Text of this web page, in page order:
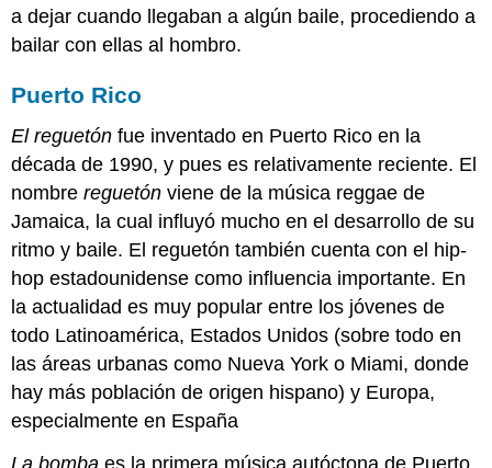
a dejar cuando llegaban a algún baile, procediendo a
bailar con ellas al hombro.
Puerto Rico
El reguetón fue inventado en Puerto Rico en la
década de 1990, y pues es relativamente reciente. El
nombrereguetón viene de la música reggae de
Jamaica, la cual influyó mucho en el desarrollo de su
ritmo y baile. El reguetón también cuenta con el hip-
hop estadounidense como influencia importante. En
la actualidad es muy popular entre los jóvenes de
todo Latinoamérica, Estados Unidos (sobre todo en
las áreas urbanas como Nueva York o Miami, donde
hay más población de origen hispano) y Europa,
especialmente en España